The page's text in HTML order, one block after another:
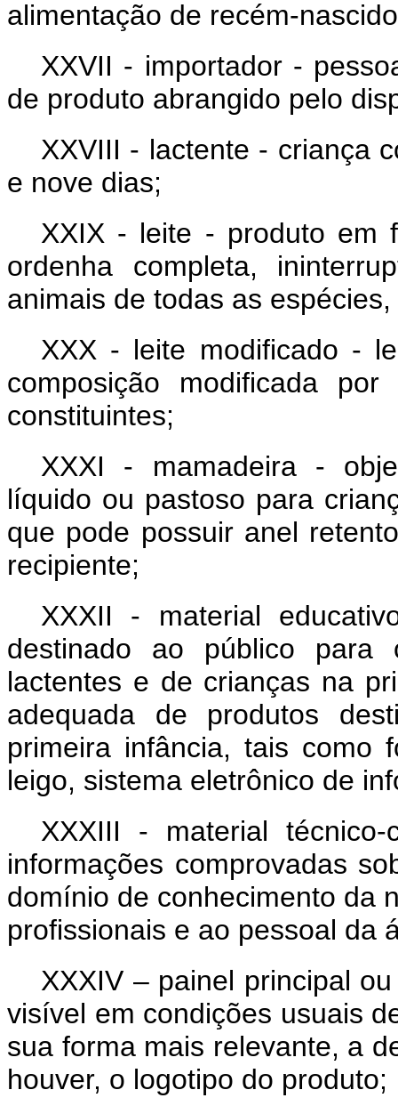
alimentação de recém-
XXVII - importador -
de produto abrangido pelo
XXVIII - lactente - criança
e nove dias;
XXIX - leite - produto em
ordenha completa,
animais de todas as
XXX - leite modificado -
composição modificada
constituintes;
XXXI - mamadeira -
líquido ou pastoso para
que pode possuir anel
recipiente;
XXXII - material
destinado ao público para
lactentes e de crianças na
adequada de produtos
primeira infância, tais como
leigo, sistema eletrônico de
XXXIII - material
informações comprovadas
domínio de conhecimento da
profissionais e ao pessoal da
XXXIV – painel principal
visível em condições usuais
sua forma mais relevante, a
houver, o logotipo do produto;